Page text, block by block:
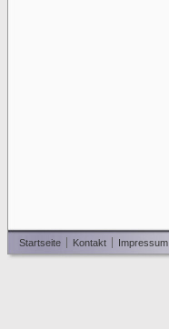
Startseite Kontakt Impressum